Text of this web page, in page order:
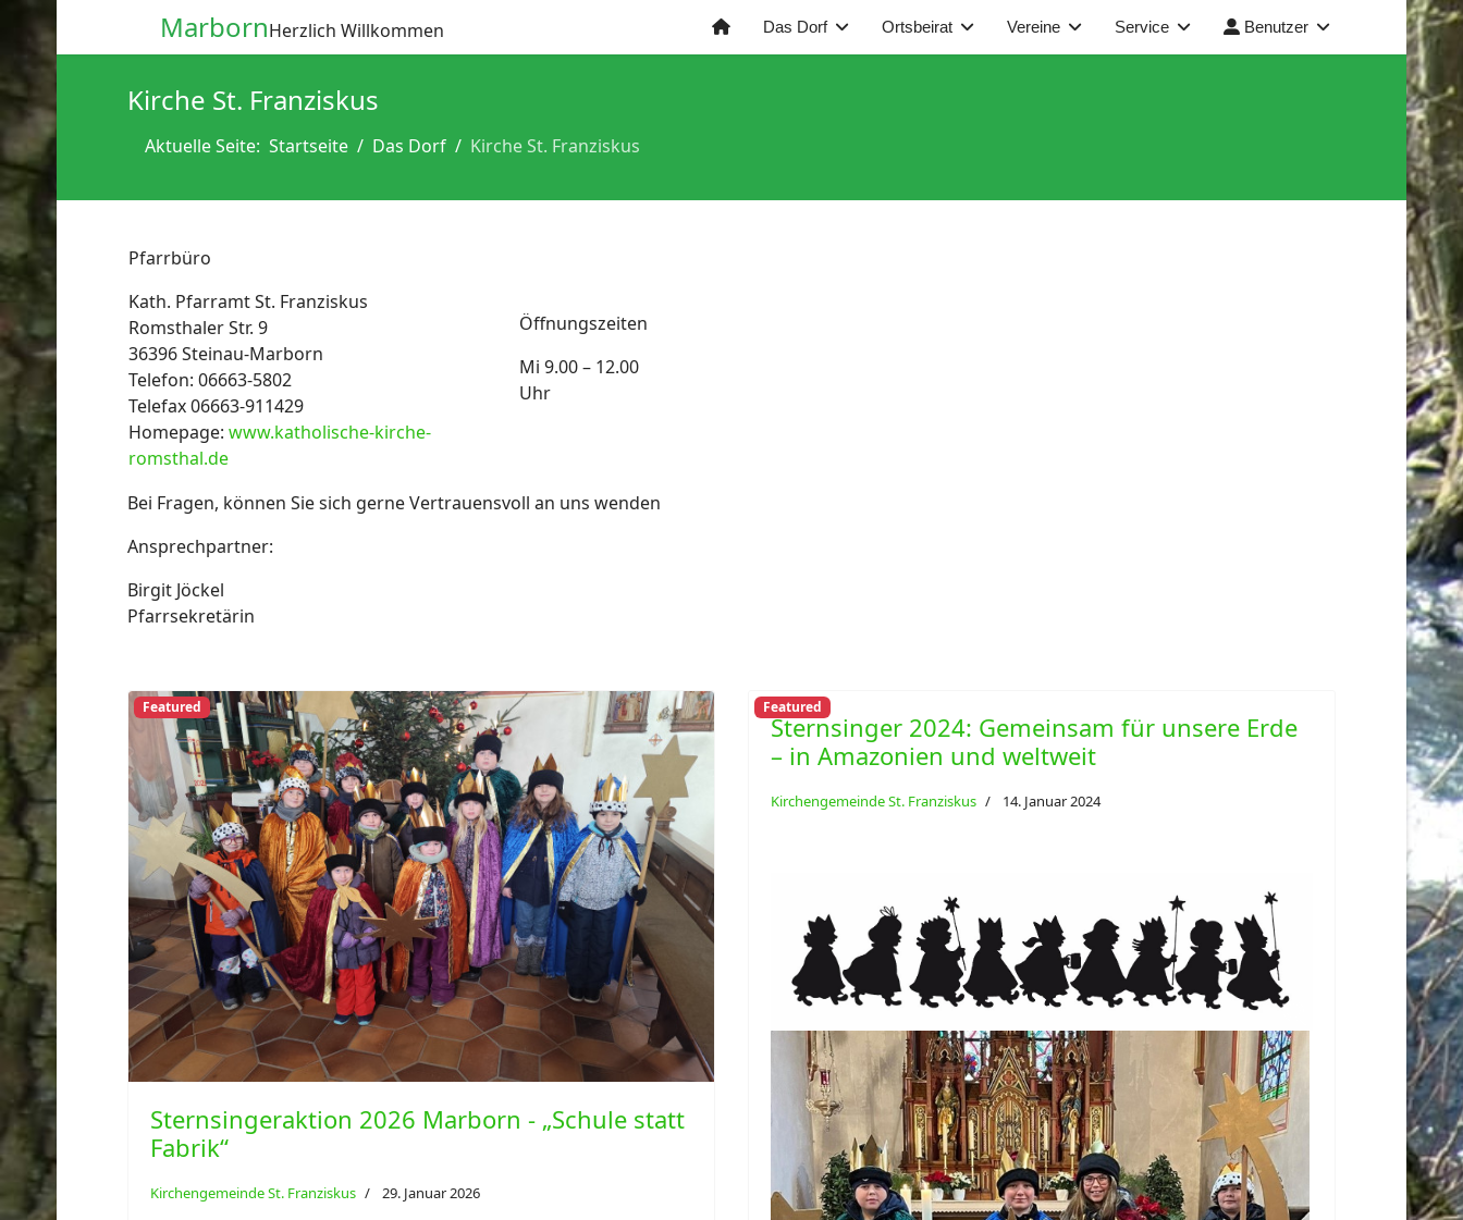
MarbornHerzlich Willkommen Das Dorf Ortsbeirat Vereine Service Benutzer
Kirche St. Franziskus
Aktuelle Seite: Startseite Das Dorf Kirche St. Franziskus
Pfarrbüro
Kath. Pfarramt St. Franziskus
Romsthaler Str. 9
36396 Steinau-Marborn
Telefon: 06663-5802
Telefax 06663-911429
Homepage: www.katholische-kirche-
romsthal.de
Öffnungszeiten
Mi 9.00 – 12.00
Uhr
Bei Fragen, können Sie sich gerne Vertrauensvoll an uns wenden
Ansprechpartner:
Birgit Jöckel
Pfarrsekretärin
Featured
Sternsingeraktion 2026 Marborn - „Schule statt
Fabrik“
Kirchengemeinde St. Franziskus 29. Januar 2026
Featured
Sternsinger 2024: Gemeinsam für unsere Erde
– in Amazonien und weltweit
Kirchengemeinde St. Franziskus 14. Januar 2024
anzeigen